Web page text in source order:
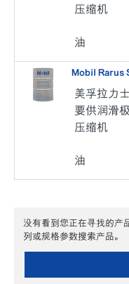
压缩机
油
Mobil Rarus
美孚拉力
要供润滑
压缩机
油
没有看到您正在寻找的产
列或规格参数搜索产品。